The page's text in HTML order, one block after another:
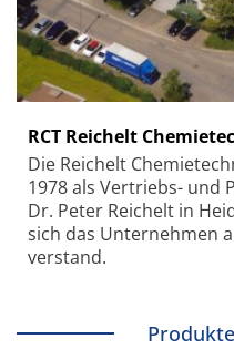
RCT Reichelt
Die Reichelt
1978 als Vertriebs- und
Dr. Peter Reichelt in
sich das Unternehmen
verstand.